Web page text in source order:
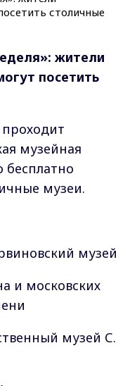
жители
посетить
музейная
бесплатно
музеи.
музей
и московских
музей С.